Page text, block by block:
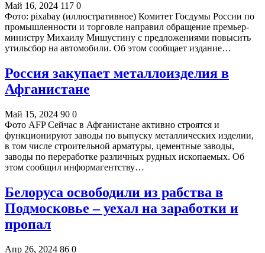
Май 16, 2024 117 0
Фото: pixabay (иллюстративное) Комитет Госдумы России по
промышленности и торговле направил обращение премьер-
министру Михаилу Мишустину с предложениями повысить
утильсбор на автомобили. Об этом сообщает издание…
Россия закупает металлоизделия в
Афганистане
Май 15, 2024 90 0
Фото AFP Сейчас в Афганистане активно строятся и
функционируют заводы по выпуску металлических изделии,
в том числе строительной арматуры, цементные заводы,
заводы по переработке различных рудных ископаемых. Об
этом сообщил информагентству…
Белоруса освободили из рабства в
Подмосковье – уехал на заработки и
пропал
Апр 26, 2024 86 0